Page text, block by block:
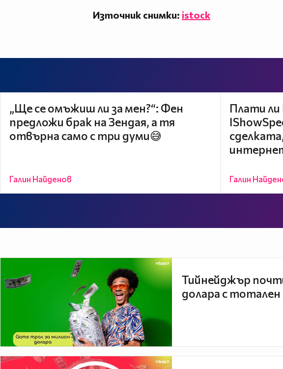
Източник снимки: istock
„Ще се омъжиш ли за мен?“: Фен
предложи брак на Зендая, а тя
отвърна само с три думи😅
Галин Найденов
Плати ли
Галин
Тийнейджър
долара с